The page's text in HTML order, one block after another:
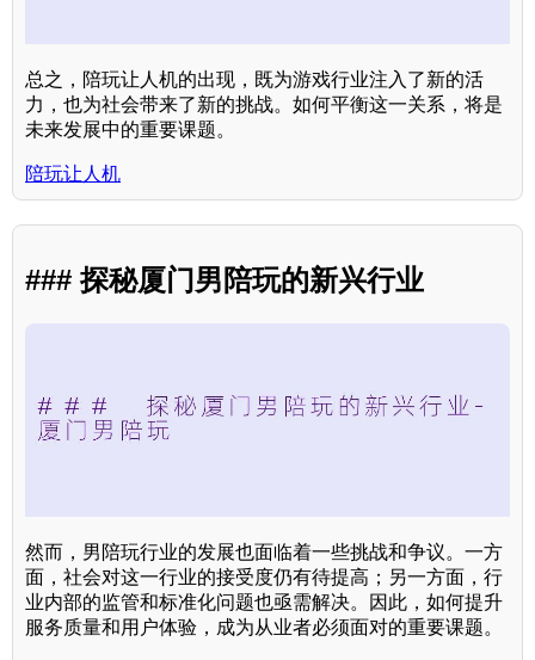
总之，陪玩让人机的出现，既为游戏行业注入了新的活
力，也为社会带来了新的挑战。如何平衡这一关系，将是
未来发展中的重要课题。
陪玩让人机
### 探秘厦门男陪玩的新兴行业
然而，男陪玩行业的发展也面临着一些挑战和争议。一方
面，社会对这一行业的接受度仍有待提高；另一方面，行
业内部的监管和标准化问题也亟需解决。因此，如何提升
服务质量和用户体验，成为从业者必须面对的重要课题。